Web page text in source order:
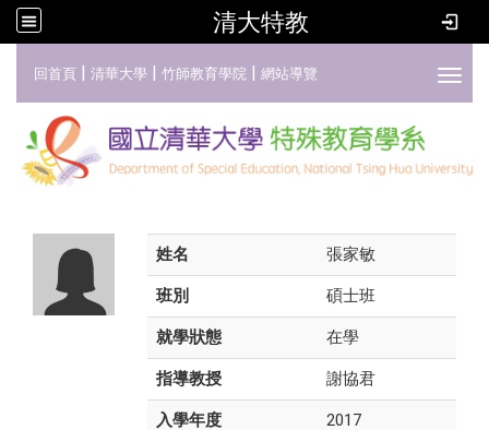
清大特教
回首頁 | 清華大學 | 竹師教育學院 | 網站導覽
姓名 張家敏
班別 碩士班
就學狀態 在學
指導教授 謝協君
入學年度 2017